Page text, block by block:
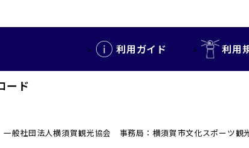
利用ガイド 利用
ード
社団法人横須賀観光協会 事務局：横須賀市文化スポーツ観